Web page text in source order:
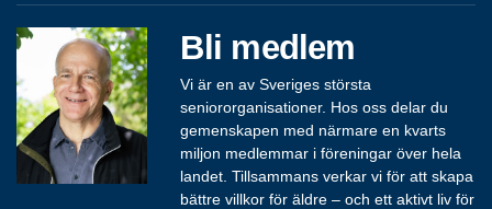
Bli medlem
Vi är en av Sveriges största
seniororganisationer. Hos oss delar du
gemenskapen med närmare en kvarts
miljon medlemmar i föreningar över hela
landet. Tillsammans verkar vi för att skapa
bättre villkor för äldre – och ett aktivt liv för